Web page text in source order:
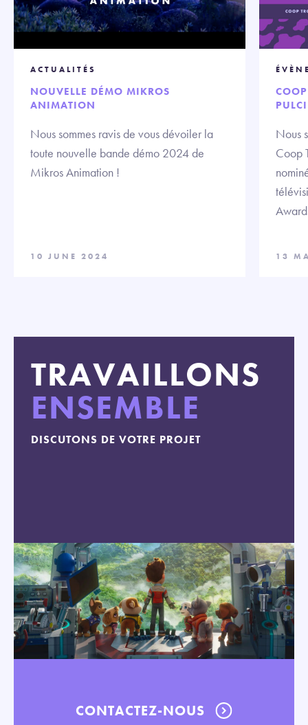
ACTUALITÉS
NOUVELLE DÉMO MIKROS
ANIMATION
Nous sommes ravis de vous dévoiler la
toute nouvelle bande démo 2024 de
Mikros Animation !
10 JUNE 2024
Nous
Coop
13
TRAVAILLONS
ENSEMBLE
DISCUTONS DE VOTRE PROJET
CONTACTEZ-NOUS